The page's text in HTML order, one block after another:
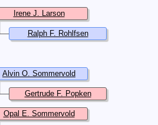
Irene J. Larson
Ralph F. Rohlfsen
Alvin O. Sommervold
Gertrude F. Popken
Opal E. Sommervold